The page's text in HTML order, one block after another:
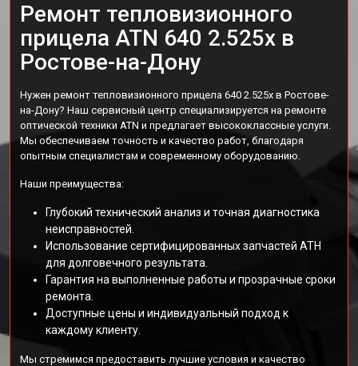
Ремонт тепловизионного
прицела ATN 640 2.525x в
Ростове-на-Дону
Нужен ремонт тепловизионного прицела 640 2.525x в Ростове-
на-Дону? Наш сервисный центр специализируется на ремонте
оптической техники ATN и предлагает высококлассные услуги.
Мы обеспечиваем точность и качество работ, благодаря
опытным специалистам и современному оборудованию.
Наши преимущества:
Глубокий технический анализ и точная диагностика
неисправностей.
Использование сертифицированных запчастей АТН
для долговечного результата.
Гарантия на выполненные работы и прозрачные сроки
ремонта.
Доступные цены и индивидуальный подход к
каждому клиенту.
Мы стремимся предоставить лучшие условия и качество